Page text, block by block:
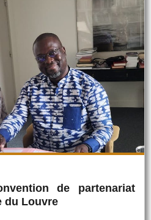
de partenariat
du Louvre